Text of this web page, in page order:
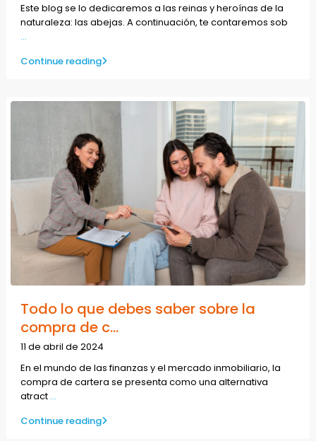
Este blog se lo dedicaremos a las reinas y heroínas de la
naturaleza: las abejas. A continuación, te contaremos sob
...
Continue reading
Todo lo que debes saber sobre la
compra de c...
11 de abril de 2024
En el mundo de las finanzas y el mercado inmobiliario, la
compra de cartera se presenta como una alternativa
atract ...
Continue reading